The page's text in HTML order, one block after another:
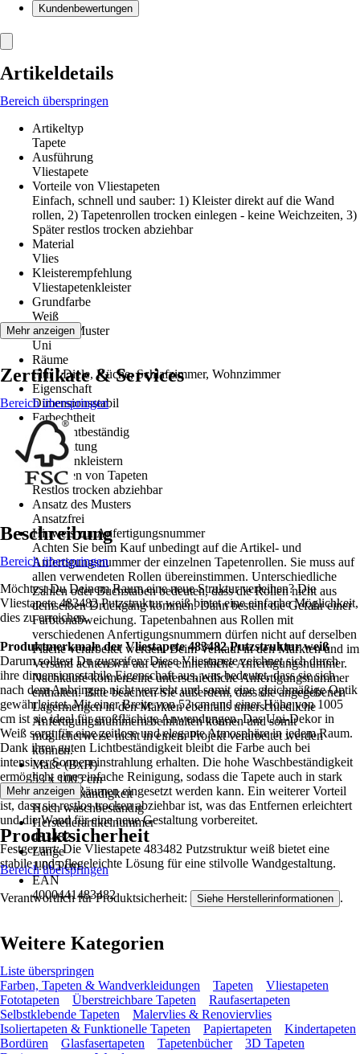
Kundenbewertungen
Artikeldetails
Bereich überspringen
Artikeltyp
Tapete
Ausführung
Vliestapete
Vorteile von Vliestapeten
Einfach, schnell und sauber: 1) Kleister direkt auf die Wand
rollen, 2) Tapetenrollen trocken einlegen - keine Weichzeiten, 3)
Später restlos trocken abziehbar
Material
Vlies
Kleisterempfehlung
Vliestapetenkleister
Grundfarbe
Weiß
Dekor / Muster
Uni
Räume
Flur / Diele, Küche, Schlafzimmer, Wohnzimmer
Eigenschaft
Dimensionsstabil
Farbechtheit
Gut Lichtbeständig
Verarbeitung
Wand einkleistern
Entfernen von Tapeten
Restlos trocken abziehbar
Ansatz des Musters
Ansatzfrei
Hinweis zur Anfertigungsnummer
Achten Sie beim Kauf unbedingt auf die Artikel- und
Anfertigungsnummer der einzelnen Tapetenrollen. Sie muss auf
allen verwendeten Rollen übereinstimmen. Unterschiedliche
Zahlen oder Buchstaben bedeuten, dass die Rollen nicht aus
demselben Druckgang kommen. Dann besteht die Gefahr einer
Farbtonabweichung. Tapetenbahnen aus Rollen mit
verschiedenen Anfertigungsnummern dürfen nicht auf derselben
Fläche verarbeitet werden. Beim Verkauf in den Märkten und im
Versand achten wir auf eine einheitliche Anfertigungsnummer.
Nachkäufe können eine unterschiedliche Anfertigungsnummer
enthalten. Bitte beachten Sie außerdem, dass die angegebenen
Lagermengen in den Märkten ebenfalls unterschiedliche
Anfertigungsnummern beinhalten können und somit
möglicherweise nicht in einem Projekt verarbeitet werden
können.
Maße (BxH)
53 x 1005 cm
Waschbeständigkeit
Hoch waschbeständig
Herstellerartikelnummer
483482
Länge
1.005 cm
EAN
4000441483482
Mehr anzeigen
Zertifikate & Services
Bereich überspringen
Beschreibung
Bereich überspringen
Möchtest Du Deinem Raum eine neue Struktur verleihen? Die
Vliestapete 483482 Putzstruktur weiß bietet eine einfache Möglichkeit,
dies zu erreichen.
Produktmerkmale der Vliestapete 483482 Putzstruktur weiß
Darum solltest Du zugreifen: Diese Vliestapete zeichnet sich durch
ihre dimensionsstabile Eigenschaft aus, was bedeutet, dass sie sich
nach dem Anbringen nicht verzieht und somit eine gleichmäßige Optik
gewährleistet. Mit einer Breite von 53 cm und einer Höhe von 1005
cm ist sie ideal für großflächige Anwendungen. Das Uni-Dekor in
Weiß sorgt für eine zeitlose und elegante Atmosphäre in jedem Raum.
Dank ihrer guten Lichtbeständigkeit bleibt die Farbe auch bei
intensiver Sonneneinstrahlung erhalten. Die hohe Waschbeständigkeit
ermöglicht eine einfache Reinigung, sodass die Tapete auch in stark
beanspruchten Räumen eingesetzt werden kann. Ein weiterer Vorteil
ist, dass sie restlos trocken abziehbar ist, was das Entfernen erleichtert
und die Wand für eine neue Gestaltung vorbereitet.
Festgezurrt: Die Vliestapete 483482 Putzstruktur weiß bietet eine
stabile und pflegeleichte Lösung für eine stilvolle Wandgestaltung.
Mehr anzeigen
Produktsicherheit
Bereich überspringen
Verantwortlich für Produktsicherheit: Siehe Herstellerinformationen .
Weitere Kategorien
Liste überspringen
Farben, Tapeten & Wandverkleidungen
Tapeten
Vliestapeten
Fototapeten
Überstreichbare Tapeten
Raufasertapeten
Selbstklebende Tapeten
Malervlies & Renoviervlies
Isoliertapeten & Funktionelle Tapeten
Papiertapeten
Kindertapeten
Bordüren
Glasfasertapeten Tapetenbücher
3D Tapeten